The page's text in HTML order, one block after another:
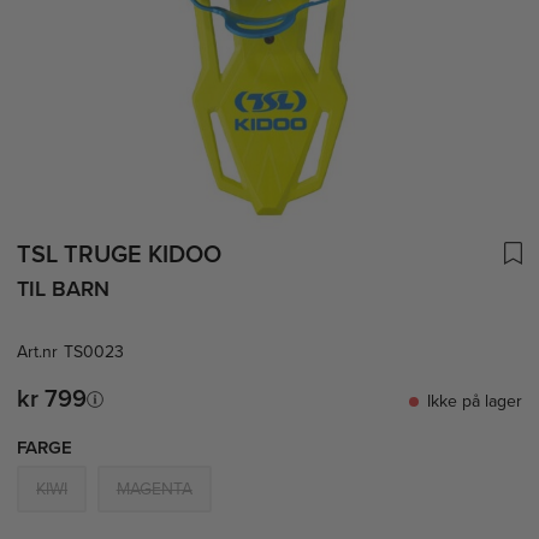
TSL TRUGE KIDOO
TIL BARN
Art.nr TS0023
kr 799 Ikke på lager
FARGE
KIWI MAGENTA